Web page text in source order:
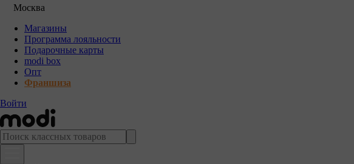
Москва
Магазины
Программа лояльности
Подарочные карты
modi box
Опт
Франшиза
Войти